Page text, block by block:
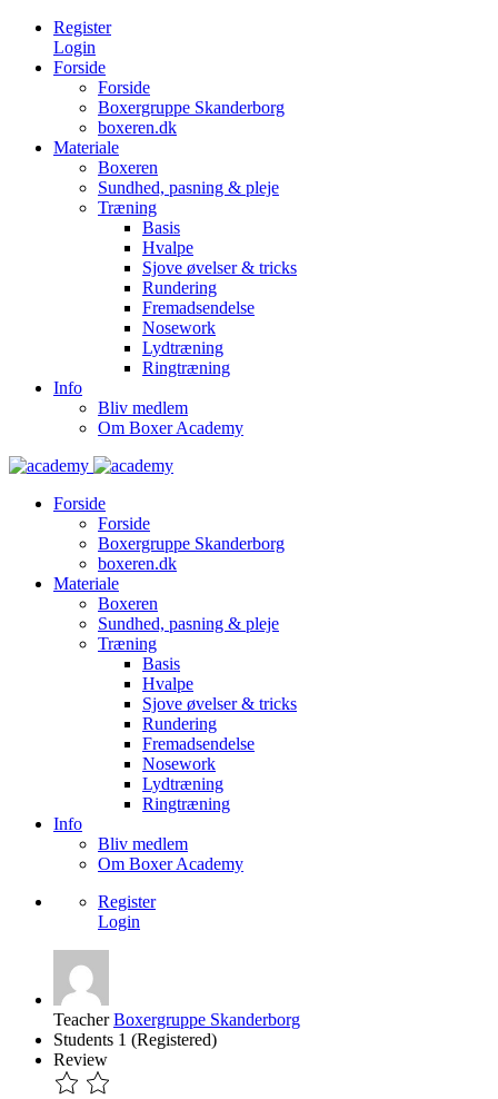
Register
Login
Forside
Forside
Boxergruppe Skanderborg
boxeren.dk
Materiale
Boxeren
Sundhed, pasning & pleje
Træning
Basis
Hvalpe
Sjove øvelser & tricks
Rundering
Fremadsendelse
Nosework
Lydtræning
Ringtræning
Info
Bliv medlem
Om Boxer Academy
Forside
Forside
Boxergruppe Skanderborg
boxeren.dk
Materiale
Boxeren
Sundhed, pasning & pleje
Træning
Basis
Hvalpe
Sjove øvelser & tricks
Rundering
Fremadsendelse
Nosework
Lydtræning
Ringtræning
Info
Bliv medlem
Om Boxer Academy
Register
Login
Teacher Boxergruppe Skanderborg
Students 1 (Registered)
Review